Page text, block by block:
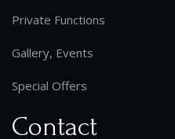
Private Functions
Gallery, Events
Special Offers
Contact